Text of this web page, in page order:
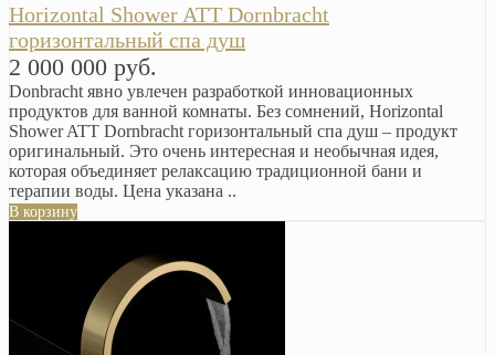
Horizontal Shower ATT Dornbracht
горизонтальный спа душ
2 000 000 руб.
Donbracht явно увлечен разработкой инновационных
продуктов для ванной комнаты. Без сомнений, Horizontal
Shower ATT Dornbracht горизонтальный спа душ – продукт
оригинальный. Это очень интересная и необычная идея,
которая объединяет релаксацию традиционной бани и
терапии воды. Цена указана ..
В корзину